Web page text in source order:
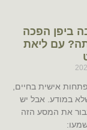
ביפן הפכה
עם ליאת
אישית בחיים,
במודע. אבל יש
את המסע הזה